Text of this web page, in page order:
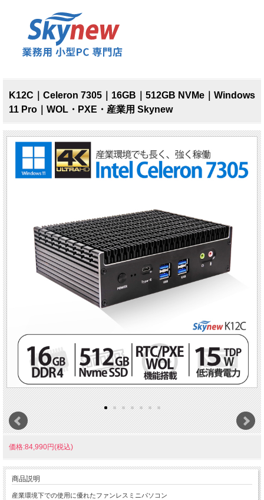
K12C｜Celeron 7305｜16GB｜512GB NVMe｜Windows
11 Pro｜WOL・PXE・産業用 Skynew
価格:84,990円(税込)
商品説明
産業環境下での使用に優れたファンレスミニパソコン